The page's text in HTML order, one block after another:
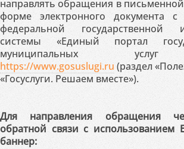
направлять обращения в
форме электронного документа с
федеральной государственной
системы «Единый портал
муниципальных услуг
https://www.gosuslugi.ru (раздел
«Госуслуги. Решаем вместе»).
Для направления обращения
обратной связи с использованием
баннер: